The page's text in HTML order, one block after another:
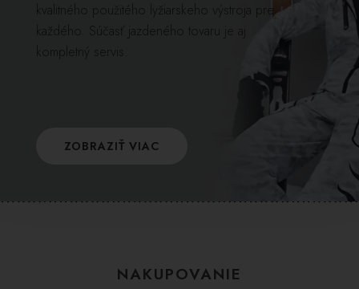
kvalitného použitého lyžiarskeho výstroja pre
každého. Súčasť jazdeného tovaru je aj
kompletný servis.
ZOBRAZIŤ VIAC
NAKUPOVANIE